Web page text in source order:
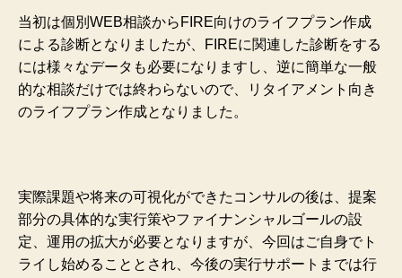
当初は個別WEB相談からFIRE向けのライフプラン作成
による診断となりましたが、FIREに関連した診断をする
には様々なデータも必要になりますし、逆に簡単な一般
的な相談だけでは終わらないので、リタイアメント向き
のライフプラン作成となりました。
実際課題や将来の可視化ができたコンサルの後は、提案
部分の具体的な実行策やファイナンシャルゴールの設
定、運用の拡大が必要となりますが、今回はご自身でト
ライし始めることとされ、今後の実行サポートまでは行